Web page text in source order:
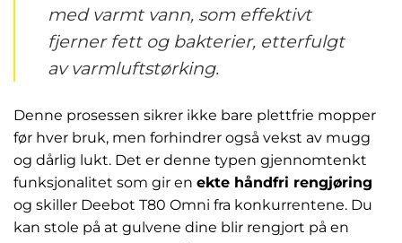
med varmt vann, som effektivt
fjerner fett og bakterier, etterfulgt
av varmluftstørking.
Denne prosessen sikrer ikke bare plettfrie mopper
før hver bruk, men forhindrer også vekst av mugg
og dårlig lukt. Det er denne typen gjennomtenkt
funksjonalitet som gir en ekte håndfri rengjøring
og skiller Deebot T80 Omni fra konkurrentene. Du
kan stole på at gulvene dine blir rengjort på en